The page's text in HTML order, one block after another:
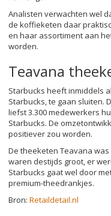
Analisten verwachten wel
de koffieketen daar
en haar assortiment aan
worden.
Teavana
Starbucks heeft inmiddels
Starbucks, te gaan sluiten.
liefst 3.300 medewerkers
Starbucks. De
positiever zou worden.
De theeketen Teavana
waren destijds groot, er
Starbucks gaat wel door
premium-theedrankjes.
Bron:Retaildetail.nl